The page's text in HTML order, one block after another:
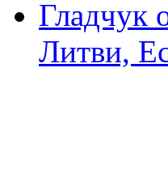
Гладчук
Литви,